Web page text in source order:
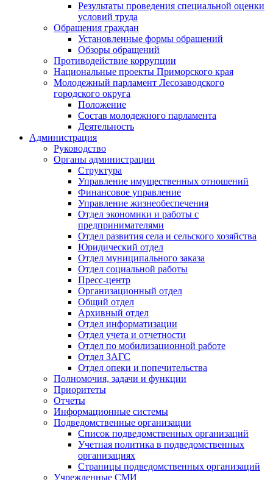
Результаты проведения специальной оценки
условий труда
Обращения граждан
Установленные формы обращений
Обзоры обращений
Противодействие коррупции
Национальные проекты Приморского края
Молодежный парламент Лесозаводского
городского округа
Положение
Состав молодежного парламента
Деятельность
Администрация
Руководство
Органы администрации
Структура
Управление имущественных отношений
Финансовое управление
Управление жизнеобеспечения
Отдел экономики и работы с
предпринимателями
Отдел развития села и сельского хозяйства
Юридический отдел
Отдел муниципального заказа
Отдел социальной работы
Пресс-центр
Организационный отдел
Общий отдел
Архивный отдел
Отдел информатизации
Отдел учета и отчетности
Отдел по мобилизационной работе
Отдел ЗАГС
Отдел опеки и попечительства
Полномочия, задачи и функции
Приоритеты
Отчеты
Информационные системы
Подведомственные организации
Список подведомственных организаций
Учетная политика в подведомственных
организациях
Страницы подведомственных организаций
Учрежденные СМИ